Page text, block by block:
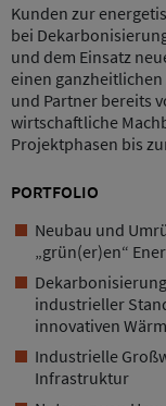
Kunden zur
bei
und dem Einsatz
einen
und Partner bereits
wirtschaftliche
Projektphasen bis
PORTFOLIO
Neubau und
„grün(er)en“
industrieller
innovativen
Industrielle
Infrastruktur